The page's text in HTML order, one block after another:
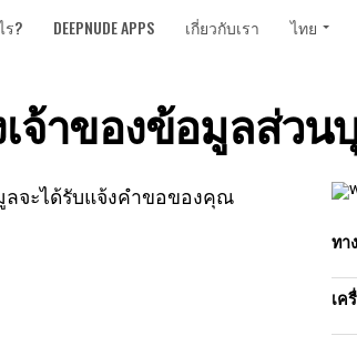
ร? DEEPNUDE APPS เกี่ยวกับเรา ไทย
จ้าของข้อมูลส่วน
จะได้รับแจ้งคําขอของคุณ
ทา
เค